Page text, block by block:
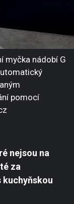
myčka nádobí G
pomocí
nejsou na
za
kuchyňskou